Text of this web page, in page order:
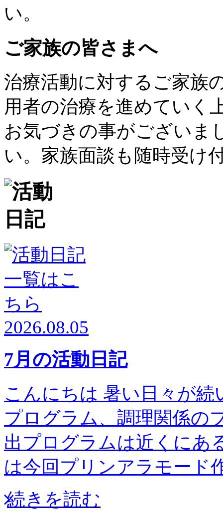
い。
ご家族の皆さまへ
治療活動に対するご家族
用者の治療を進めていく
お気づきの事がございま
い。家族面談も随時受け
2026.08.05
7月の活動日記
こんにちは 暑い日々が
プログラム、調理関係
出プログラムは近くにあ
は今回プリンアラモー
続きを読む